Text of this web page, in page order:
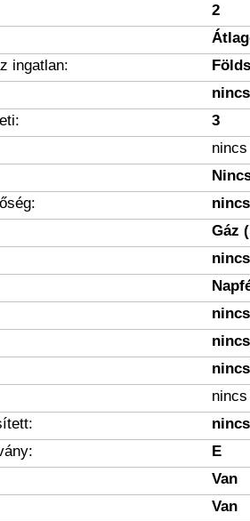
2
ingatlan:
3
Gáz
E
Van
Van